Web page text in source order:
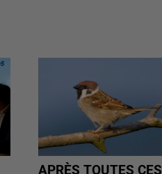
APRÈS TOUTES CES